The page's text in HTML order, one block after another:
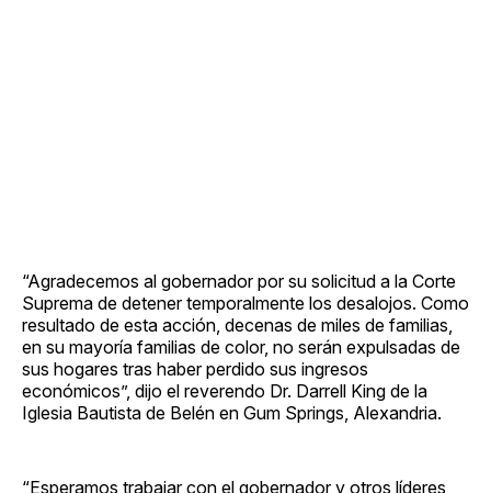
“Agradecemos al gobernador por su solicitud a la Corte
Suprema de detener temporalmente los desalojos. Como
resultado de esta acción, decenas de miles de familias,
en su mayoría familias de color, no serán expulsadas de
sus hogares tras haber perdido sus ingresos
económicos”, dijo el reverendo Dr. Darrell King de la
Iglesia Bautista de Belén en Gum Springs, Alexandria.
“Esperamos trabajar con el gobernador y otros líderes